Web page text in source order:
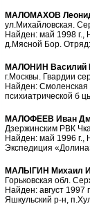
МАЛОМАХОВ
ул.Михайловская.
Найден: май 1998 г.,
д.Мясной Бор.
МАЛОНИН Василий
г.Москвы. Гвардии
Найден: Смоленская
психиатрической б
МАЛОФЕЕВ Иван
Дзержинским РВК
Найден: май 1996 г.,
Экспедиция
МАЛЫГИН Михаил
Горьковская обл.
Найден: август
Яшкульский р-н,